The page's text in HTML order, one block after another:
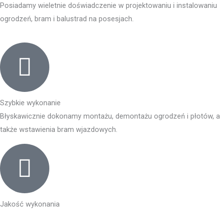
Posiadamy wieletnie doświadczenie w projektowaniu i instalowaniu
ogrodzeń, bram i balustrad na posesjach.
Szybkie wykonanie
Błyskawicznie dokonamy montażu, demontażu ogrodzeń i płotów, a
także wstawienia bram wjazdowych.
Jakość wykonania